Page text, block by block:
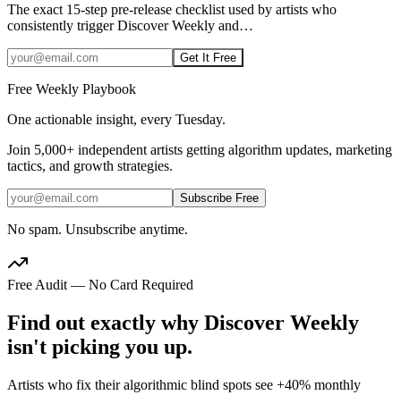
The exact 15-step pre-release checklist used by artists who
consistently trigger Discover Weekly and…
Get It Free
Free Weekly Playbook
One actionable insight, every Tuesday.
Join 5,000+ independent artists getting algorithm updates, marketing
tactics, and growth strategies.
Subscribe Free
No spam. Unsubscribe anytime.
Free Audit — No Card Required
Find out exactly why Discover Weekly
isn't picking you up.
Artists who fix their algorithmic blind spots see +40% monthly